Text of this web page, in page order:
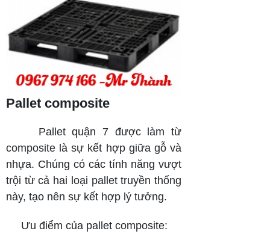
Pallet composite
Pallet quận 7 được làm từ
composite là sự kết hợp giữa gỗ và
nhựa. Chúng có các tính năng vượt
trội từ cả hai loại pallet truyền thống
này, tạo nên sự kết hợp lý tưởng.
Ưu điểm của pallet composite: